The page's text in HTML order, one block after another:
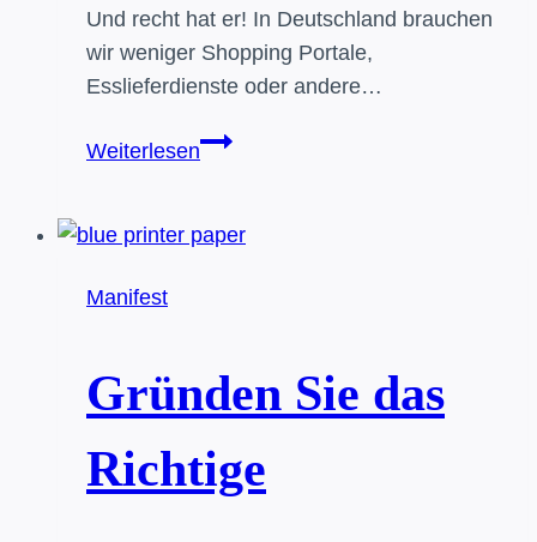
Und recht hat er! In Deutschland brauchen
wir weniger Shopping Portale,
Esslieferdienste oder andere…
WeiterlesenUnternehmensgründungen
Wo
Musk?
Manifest
Gründen Sie das
Richtige